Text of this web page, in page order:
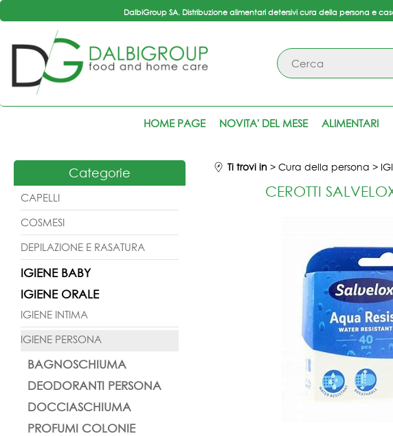
DalbiGroup SA. Distribuzione alimentari detersivi cura della persona e
HOME PAGE NOVITA' DEL MESE ALIMENTARI
Categorie
CAPELLI
COSMESI
DEPILAZIONE E RASATURA
IGIENE BABY
IGIENE ORALE
IGIENE INTIMA
IGIENE PERSONA
BAGNOSCHIUMA
DEODORANTI PERSONA
DOCCIASCHIUMA
PROFUMI COLONIE
Ti trovi in Cura della persona
CEROTTI